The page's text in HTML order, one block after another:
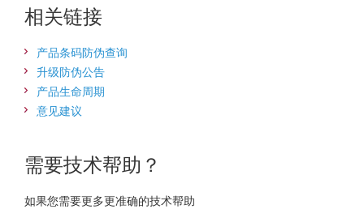
相关链接
产品条码防伪查询
升级防伪公告
产品生命周期
意见建议
需要技术帮助？
如果您需要更多更准确的技术帮助